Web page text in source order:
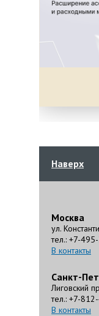
Наверх
Москва
ул.
тел.: +7-
В контакты
Санкт-
Лиговский
тел.: +7-
В контакты